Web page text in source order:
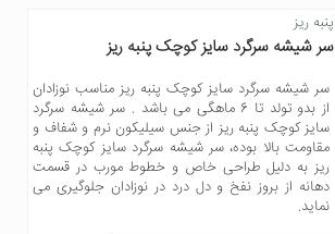
پنبه ریز
سر شیشه سرگرد سایز کوچک پنبه ریز
سر شیشه سرگرد سایز کوچک پنبه ریز مناسب نوزادان
از بدو تولد تا 6 ماهگی می باشد . سر شیشه سرگرد
سایز کوچک پنبه ریز از جنس سیلیکون نرم و شفاف و
مقاومت بالا بوده، سر شیشه سرگرد سایز کوچک پنبه
ریز به دلیل طراحی خاص و خطوط مورب در قسمت
دهانه از بروز نفخ و دل درد در نوزادان جلوگیری می
نماید.